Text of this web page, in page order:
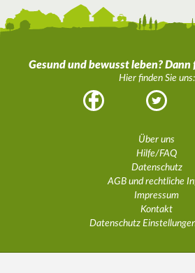
Gesund und bewusst leben? Dann
Hier finden Sie uns:
Facebook Twitter
Über uns
Hilfe/FAQ
Datenschutz
AGB und rechtliche
Impressum
Kontakt
Datenschutz